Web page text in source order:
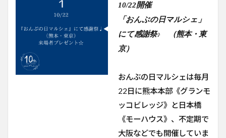
10/22開催
「おんぶの日マルシェ」
にて感謝祭♪ （熊本・東
京）
おんぶの日マルシェは毎月
22日に熊本本部《グランモ
ッコビレッジ》と日本橋
《モーハウス》、不定期で
大阪などでも開催していま